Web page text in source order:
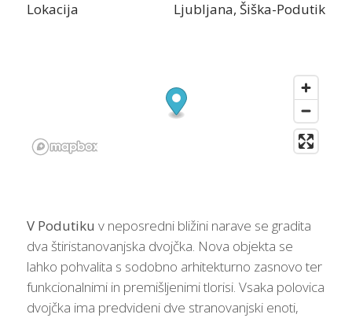
Lokacija Ljubljana, Šiška-Podutik
V Podutiku v neposredni bližini narave se gradita
dva štiristanovanjska dvojčka. Nova objekta se
lahko pohvalita s sodobno arhitekturno zasnovo ter
funkcionalnimi in premišljenimi tlorisi. Vsaka polovica
dvojčka ima predvideni dve stranovanjski enoti,